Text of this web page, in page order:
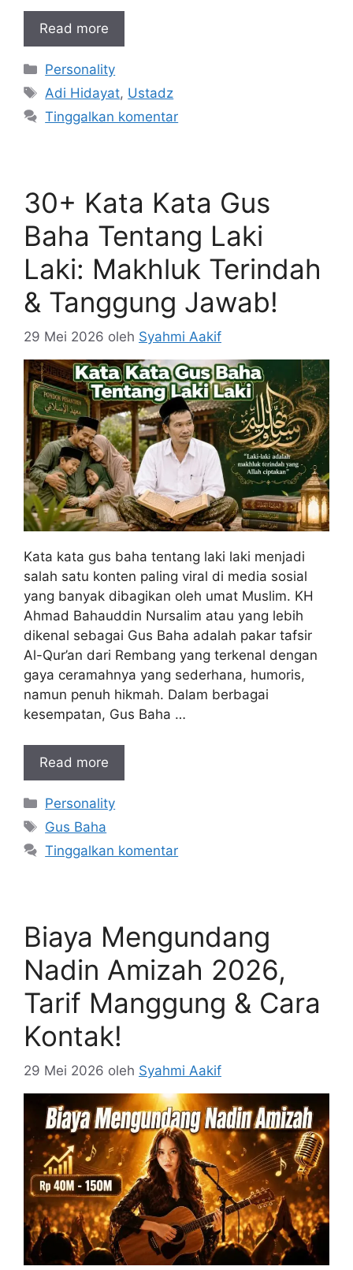
Read more
Kategori
Personality
Tag
Adi Hidayat, Ustadz
Tinggalkan komentar
30+ Kata Kata Gus
Baha Tentang Laki
Laki: Makhluk Terindah
& Tanggung Jawab!
29 Mei 2026 oleh Syahmi Aakif
Kata kata gus baha tentang laki laki menjadi
salah satu konten paling viral di media sosial
yang banyak dibagikan oleh umat Muslim. KH
Ahmad Bahauddin Nursalim atau yang lebih
dikenal sebagai Gus Baha adalah pakar tafsir
Al-Qur’an dari Rembang yang terkenal dengan
gaya ceramahnya yang sederhana, humoris,
namun penuh hikmah. Dalam berbagai
kesempatan, Gus Baha …
Read more
Kategori
Personality
Tag
Gus Baha
Tinggalkan komentar
Biaya Mengundang
Nadin Amizah 2026,
Tarif Manggung & Cara
Kontak!
29 Mei 2026 oleh Syahmi Aakif